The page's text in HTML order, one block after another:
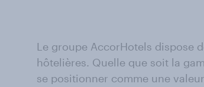
Le groupe AccorHotels dispose
hôtelières. Quelle que soit la
se positionner comme une